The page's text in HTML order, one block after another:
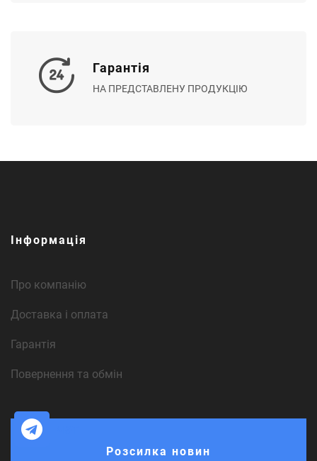
Гарантія
НА ПРЕДСТАВЛЕНУ ПРОДУКЦІЮ
Інформація
Про компанію
Доставка і оплата
Гарантія
Повернення та обмін
Розсилка новин